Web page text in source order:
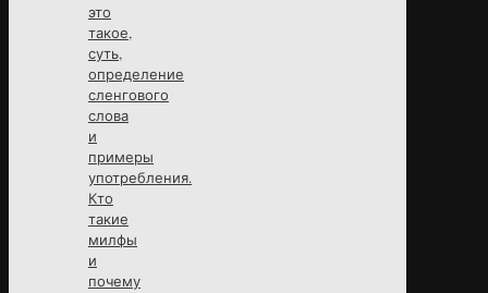
это
такое,
суть,
определение
сленгового
слова
и
примеры
употребления.
Кто
такие
милфы
и
почему